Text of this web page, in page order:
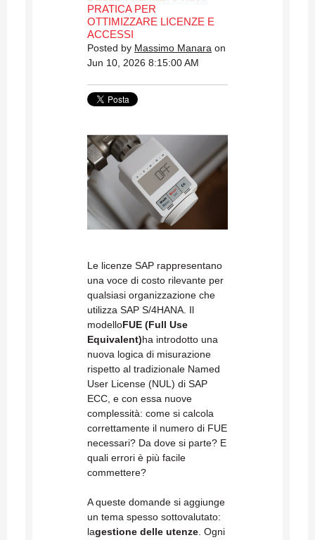
PRATICA PER
OTTIMIZZARE LICENZE E
ACCESSI
Posted by Massimo Manara on
Jun 10, 2026 8:15:00 AM
Le licenze SAP rappresentano
una voce di costo rilevante per
qualsiasi organizzazione che
utilizza SAP S/4HANA. Il
modelloFUE (Full Use
Equivalent)ha introdotto una
nuova logica di misurazione
rispetto al tradizionale Named
User License (NUL) di SAP
ECC, e con essa nuove
complessità: come si calcola
correttamente il numero di FUE
necessari? Da dove si parte? E
quali errori è più facile
commettere?
A queste domande si aggiunge
un tema spesso sottovalutato:
lagestione delle utenze . Ogni